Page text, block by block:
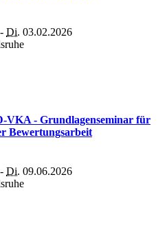
Di. 03.02.2026
VKA - Grundlagenseminar für
Bewertungsarbeit
Di. 09.06.2026